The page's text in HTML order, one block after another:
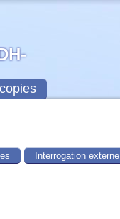
Interrogation externe